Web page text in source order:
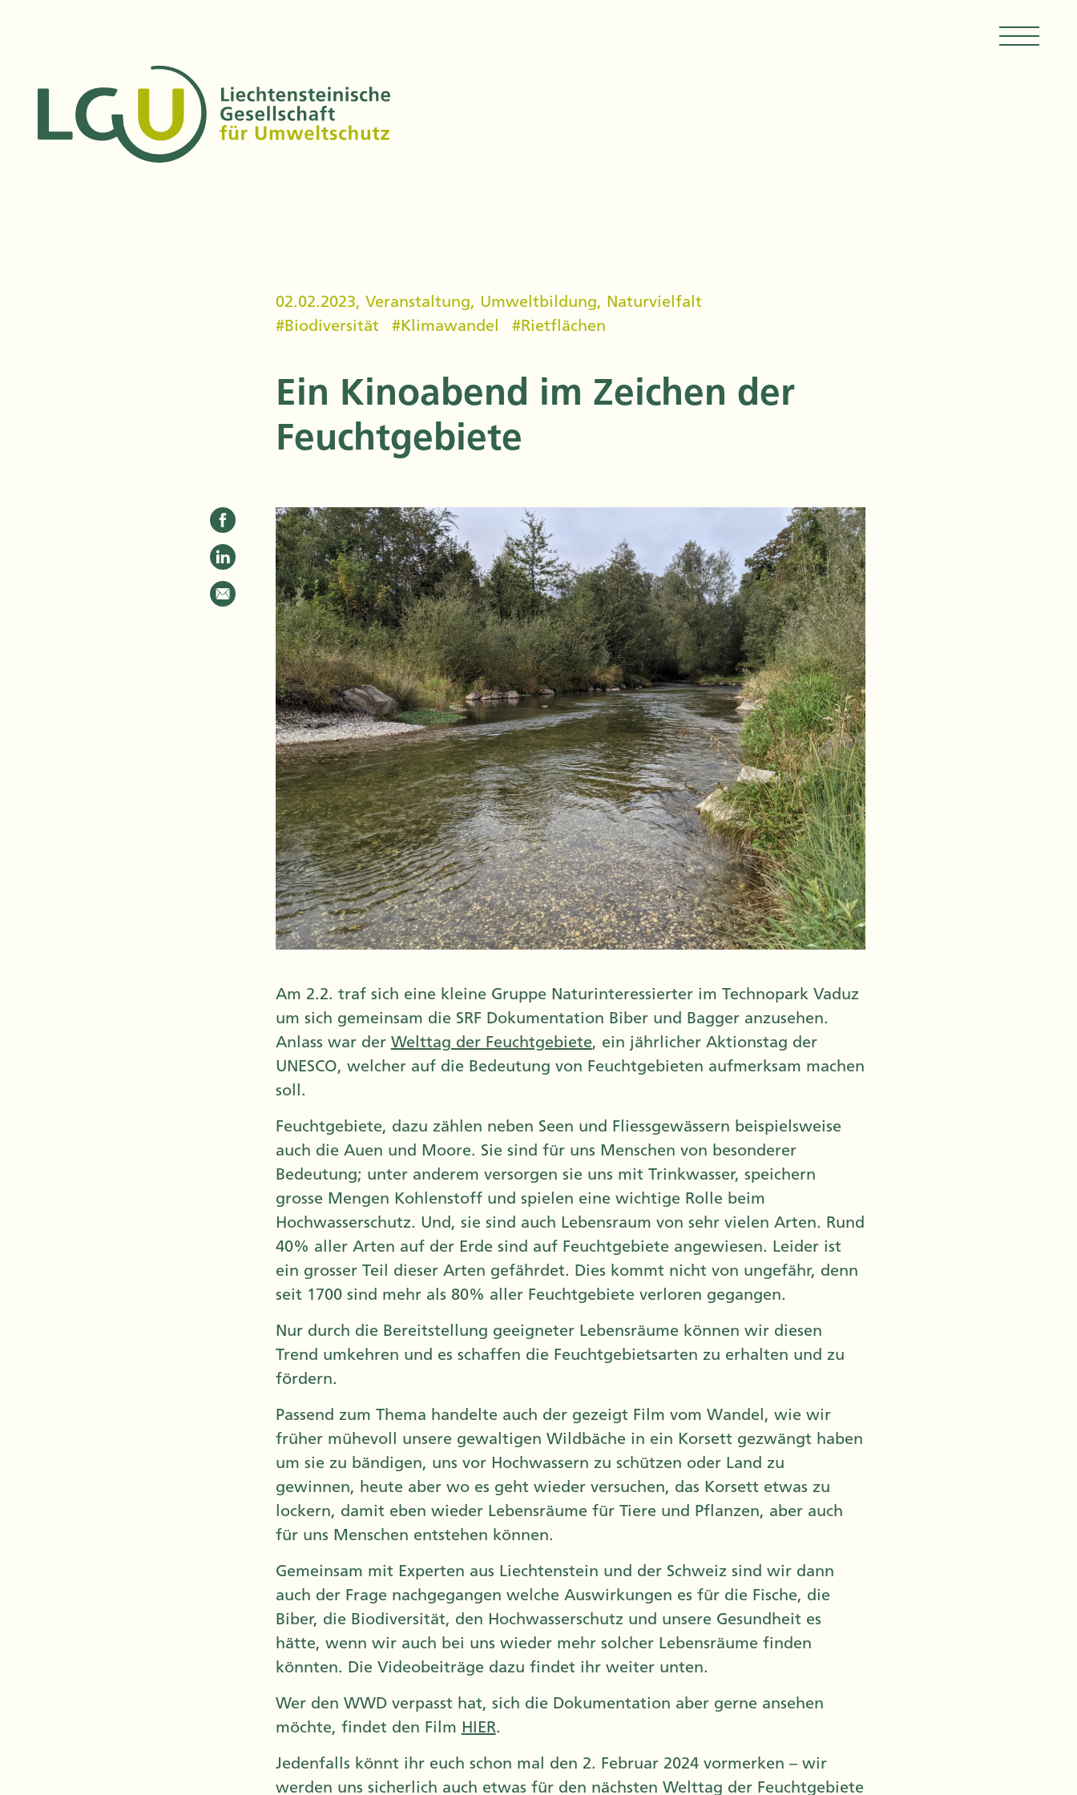
02.02.2023, Veranstaltung, Umweltbildung, Naturvielfalt
#Biodiversität #Klimawandel #Rietflächen
Ein Kinoabend im Zeichen der
Feuchtgebiete
Am 2.2. traf sich eine kleine Gruppe Naturinteressierter im Technopark Vaduz
um sich gemeinsam die SRF Dokumentation Biber und Bagger anzusehen.
Anlass war der Welttag der Feuchtgebiete, ein jährlicher Aktionstag der
UNESCO, welcher auf die Bedeutung von Feuchtgebieten aufmerksam machen
soll.
Feuchtgebiete, dazu zählen neben Seen und Fliessgewässern beispielsweise
auch die Auen und Moore. Sie sind für uns Menschen von besonderer
Bedeutung; unter anderem versorgen sie uns mit Trinkwasser, speichern
grosse Mengen Kohlenstoff und spielen eine wichtige Rolle beim
Hochwasserschutz. Und, sie sind auch Lebensraum von sehr vielen Arten. Rund
40% aller Arten auf der Erde sind auf Feuchtgebiete angewiesen. Leider ist
ein grosser Teil dieser Arten gefährdet. Dies kommt nicht von ungefähr, denn
seit 1700 sind mehr als 80% aller Feuchtgebiete verloren gegangen.
Nur durch die Bereitstellung geeigneter Lebensräume können wir diesen
Trend umkehren und es schaffen die Feuchtgebietsarten zu erhalten und zu
fördern.
Passend zum Thema handelte auch der gezeigt Film vom Wandel, wie wir
früher mühevoll unsere gewaltigen Wildbäche in ein Korsett gezwängt haben
um sie zu bändigen, uns vor Hochwassern zu schützen oder Land zu
gewinnen, heute aber wo es geht wieder versuchen, das Korsett etwas zu
lockern, damit eben wieder Lebensräume für Tiere und Pflanzen, aber auch
für uns Menschen entstehen können.
Gemeinsam mit Experten aus Liechtenstein und der Schweiz sind wir dann
auch der Frage nachgegangen welche Auswirkungen es für die Fische, die
Biber, die Biodiversität, den Hochwasserschutz und unsere Gesundheit es
hätte, wenn wir auch bei uns wieder mehr solcher Lebensräume finden
könnten. Die Videobeiträge dazu findet ihr weiter unten.
Wer den WWD verpasst hat, sich die Dokumentation aber gerne ansehen
möchte, findet den Film HIER.
Jedenfalls könnt ihr euch schon mal den 2. Februar 2024 vormerken – wir
werden uns sicherlich auch etwas für den nächsten Welttag der Feuchtgebiete